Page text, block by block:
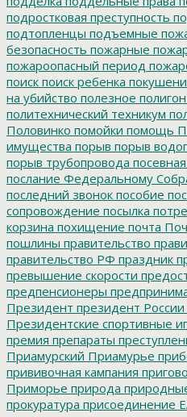
подростковая преступность
подтопленцы подъемные
безопасность пожарные
пожароопасный период
поиск поиск ребенка
на убийство полезное полигон
политехнический техникум
Половинко помойки помощь
имущества порыв порыв
порыв трубопровода посевная
послание Федеральному
последний звонок пособие
сопровождение посылка
корзина похищение почта
пошлины правительство
правительство РФ праздник
превышение скорости
предпенсионеры
Президент президент России
Президентские спортивные
премия препараты
Приамурский Приамурье
прививочная кампания
Приморье природа
прокуратура присоединение